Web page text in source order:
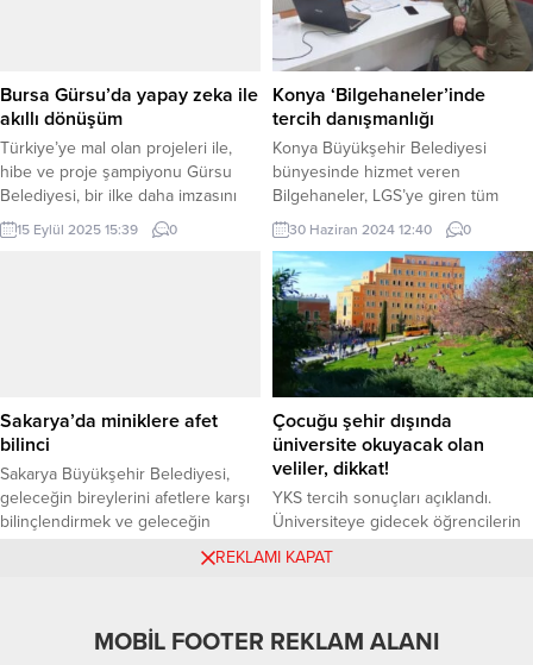
gençlerin üniversite hayalini
gerçeğe dönüştüren bir eğitim
merkezi olarak bu...
eşliğinde ücretsiz danışmanlık
hizmeti sunuyor. KOCAELİ (İGFA) –
“Doğru tercih, doğru gelecek”
sloganıyla yola çıkan Kocaeli
Büyükşehir Belediyesi,...
Bursa Gürsu’da yapay zeka ile
akıllı dönüşüm
Türkiye’ye mal olan projeleri ile,
hibe ve proje şampiyonu Gürsu
Belediyesi, bir ilke daha imzasını
attı. Gürsu Belediyesi, “Akıllı
Adımlar: Yapay Zeka ile Gürsu’da
teknolojik aracı...
15 Eylül 2025 15:39 0
Konya ‘Bilgehaneler’inde
tercih danışmanlığı
Konya Büyükşehir Belediyesi
bünyesinde hizmet veren
Bilgehaneler, LGS’ye giren tüm
öğrencilere ücretsiz tercih
danışmanlığı hizmeti sağlıyor.
KONYA (İGFA) – Konya Büyükşehir
Belediyesi, İlçe ve merkezde sayısı
25’i bulan Bilgehanelerde hizmet
veren Psikolojik Danışmanlık ve
Rehberlik (PDR) Birimleri, Milli
Eğitim Bakanlığı’nın açıkladığı
tarihler arasında verilecek tercih
danışmanlığı hizmetinden,
Bilgehane öğrencileriyle birlikte...
30 Haziran 2024 12:40 0
Sakarya’da miniklere afet
bilinci
Sakarya Büyükşehir Belediyesi,
geleceğin bireylerini afetlere karşı
bilinçlendirmek ve geleceğin
için eğitim çalışmalarını sürdürüyor.
Afet Eğitim Merkezi’nde
Çocuğu şehir dışında
üniversite okuyacak olan
veliler, dikkat!
YKS tercih sonuçları açıklandı.
Üniversiteye gidecek öğrencilerin
yandan da endişeleniyor. Özellikle
olmak için ilk adımını atıyor ve
14 Ağustos 2024 12:25
REKLAMI KAPAT
MOBİL FOOTER REKLAM ALANI